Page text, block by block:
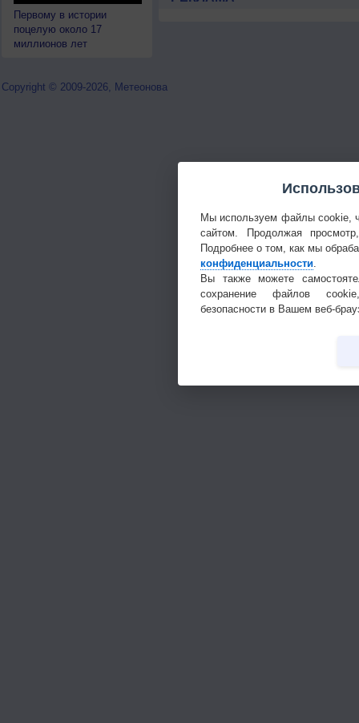
Первому в истории
поцелую около 17
миллионов лет
Copyright © 2009-2026, Метеонова
Мы используем файлы cookie,
сайтом. Продолжая
Подробнее о том, как мы
конфиденциальности.
Вы также можете
сохранение файлов
безопасности в Вашем веб-